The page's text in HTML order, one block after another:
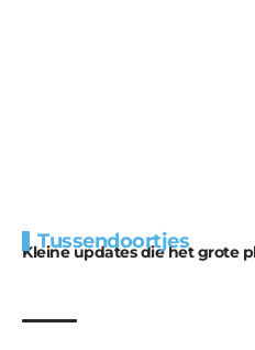
Tussendoortjes
Kleine updates die het grote
voor kabouters